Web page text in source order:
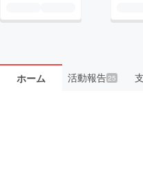
ホーム 活動報告25